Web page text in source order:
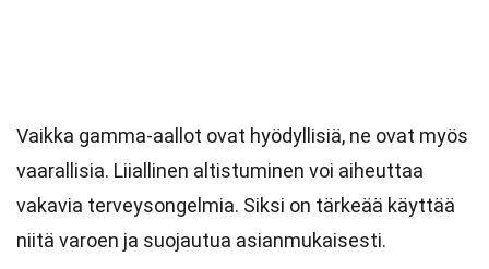
Vaikka gamma-aallot ovat hyödyllisiä, ne ovat myös
vaarallisia. Liiallinen altistuminen voi aiheuttaa
vakavia terveysongelmia. Siksi on tärkeää käyttää
niitä varoen ja suojautua asianmukaisesti.